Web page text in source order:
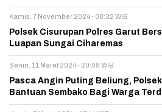
Kamis, 7 November 2024 - 08:32 WIB
Polsek Cisurupan Polres Garut
Luapan Sungai Ciharemas
Senin, 11 Maret 2024 - 20:08 WIB
Pasca Angin Puting Beliung,
Bantuan Sembako Bagi Warga